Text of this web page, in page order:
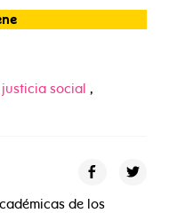
social ,
de los